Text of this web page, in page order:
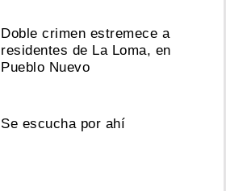
Doble crimen estremece a
residentes de La Loma, en
Pueblo Nuevo
Se escucha por ahí